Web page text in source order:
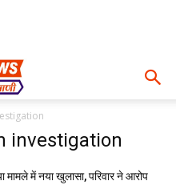
investigation
मामले में नया खुलासा, परिवार ने आरोप